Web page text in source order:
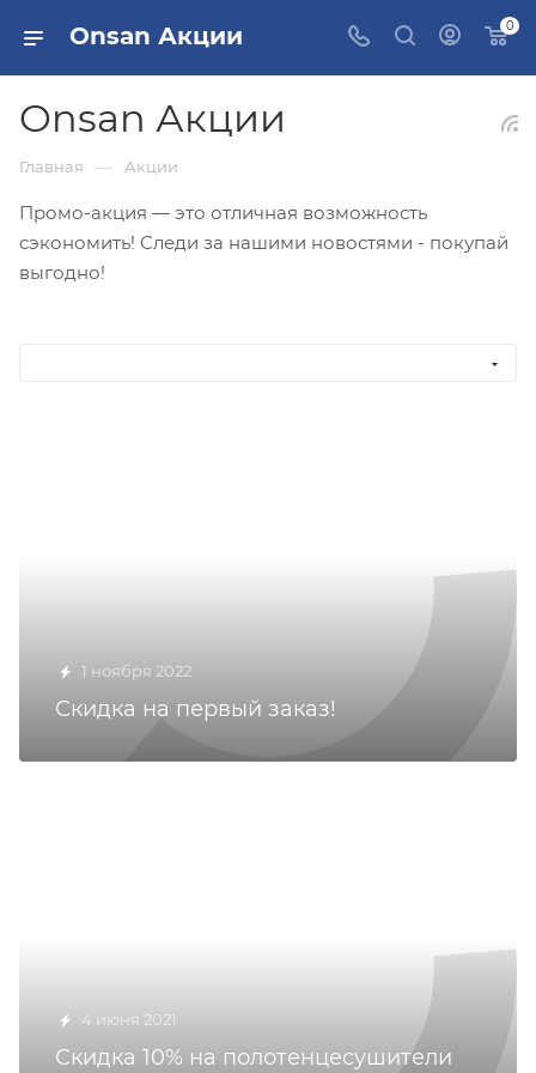
Onsan Акции 0
Onsan Акции
Главная — Акции
Промо-акция — это отличная возможность
сэкономить! Следи за нашими новостями - покупай
выгодно!
1 ноября 2022
Скидка на первый заказ!
4 июня 2021
Скидка 10% на полотенцесушители